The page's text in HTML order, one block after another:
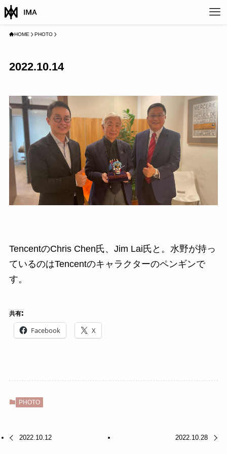
HOME PHOTO
2022.10.14
TencentのChris Chen氏、Jim Lai氏と。水野が持っ
ているのはTencentのキャラクターのペンギンで
す。
共有:
Facebook X
PHOTO
2022.10.12 2022.10.28